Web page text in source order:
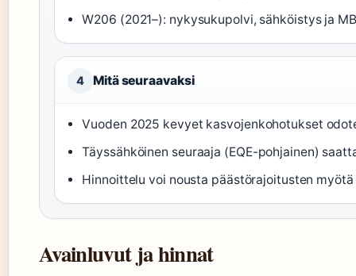
W206 (2021–): nykysukupolvi, sähköistys ja
4 Mitä seuraavaksi
Vuoden 2025 kevyet kasvojenkohotukset
Täyssähköinen seuraaja (EQE-pohjainen)
Hinnoittelu voi nousta päästörajoitusten myötä
Avainluvut ja hinnat